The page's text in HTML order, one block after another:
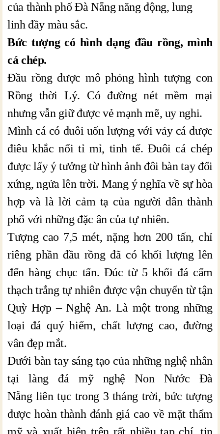
của thành phố Đà Nẵng năng động, lung
linh đầy màu sắc.
Bức tượng có hình dạng đầu rồng, mình
cá chép.
Đầu rồng được mô phỏng hình tượng con
Rồng thời Lý. Có đường nét mềm mại
nhưng vẫn giữ được vẻ mạnh mẽ, uy nghi.
Mình cá có đuôi uốn lượng với vảy cá được
điêu khắc nổi tỉ mỉ, tinh tế. Đuôi cá chép
được lấy ý tưởng từ hình ảnh đôi bàn tay đối
xứng, ngửa lên trời. Mang ý nghĩa về sự hòa
hợp và là lời cảm tạ của người dân thành
phố với những đặc ân của tự nhiên.
Tượng cao 7,5 mét, nặng hơn 200 tấn, chỉ
riêng phần đầu rồng đã có khối lượng lên
đến hàng chục tấn. Đúc từ 5 khối đá cẩm
thạch trắng tự nhiên được vận chuyển từ tận
Quỳ Hợp – Nghệ An. Là một trong những
loại đá quý hiếm, chất lượng cao, đường
vân đẹp mắt.
Dưới bàn tay sáng tạo của những nghệ nhân
tại làng đá mỹ nghệ Non Nước Đà
Nẵng liên tục trong 3 tháng trời, bức tượng
được hoàn thành đánh giá cao về mặt thẩm